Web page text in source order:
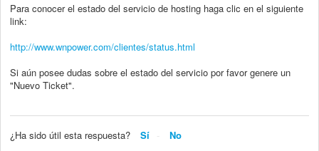
Para conocer el estado del servicio de hosting haga clic en el siguiente
link:
http://www.wnpower.com/clientes/status.html
Si aún posee dudas sobre el estado del servicio por favor genere un
"Nuevo Ticket".
¿Ha sido útil esta respuesta? Sí No